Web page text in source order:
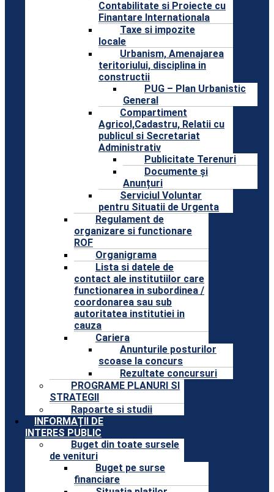
Contabilitate si Proiecte cu
Finantare Internationala
Taxe si impozite
locale
Urbanism, Amenajarea
teritoriului, disciplina in
constructii
PUG – Plan Urbanistic
General
Compartiment
Agricol,Cadastru, Relatii cu
publicul si Secretariat
Administrativ
Publicitate Terenuri
Documente și
Anunțuri
Serviciul Voluntar
pentru Situatii de Urgenta
Regulament de
organizare si functionare
ROF
Organigrama
Lista si datele de
contact ale institutiilor care
functionarea in subordinea /
coordonarea sau sub
autoritatea institutiei in
cauza
Cariera
Anunturile posturilor
scoase la concurs
Rezultate concursuri
PROGRAME PLANURI SI
STRATEGII
Rapoarte si studii
INFORMAȚII DE
INTERES PUBLIC
Buget din toate sursele
de venituri
Buget pe surse
financiare